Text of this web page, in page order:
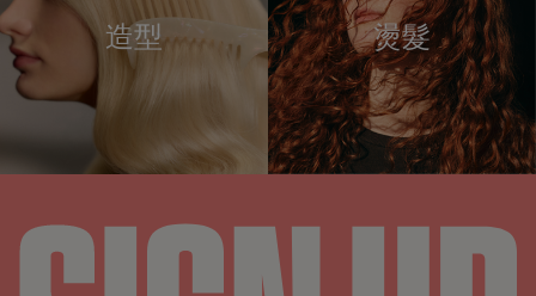
造型 燙髮